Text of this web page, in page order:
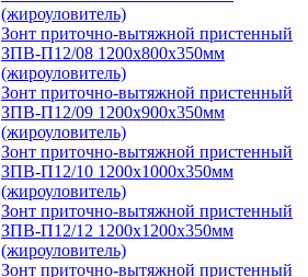
(жироуловитель)
Зонт приточно-вытяжной пристенный
ЗПВ-П12/08 1200х800х350мм
(жироуловитель)
Зонт приточно-вытяжной пристенный
ЗПВ-П12/09 1200х900х350мм
(жироуловитель)
Зонт приточно-вытяжной пристенный
ЗПВ-П12/10 1200х1000х350мм
(жироуловитель)
Зонт приточно-вытяжной пристенный
ЗПВ-П12/12 1200х1200х350мм
(жироуловитель)
Зонт приточно-вытяжной пристенный